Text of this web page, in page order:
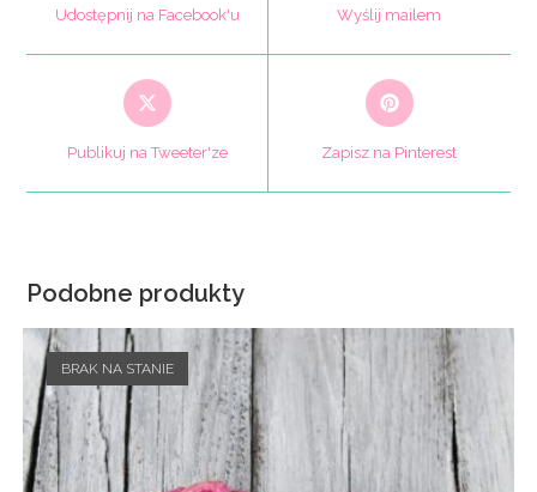
new
window
Udostępnij na Facebook'u
new
window
Wyślij mailem
Opens
in
new
window
Publikuj na Tweeter'ze
Opens
in
window
Zapisz na Pinterest
Podobne produkty
BRAK NA STANIE